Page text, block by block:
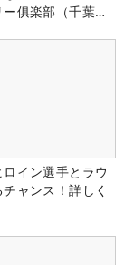
俱楽部（千葉
イン選手とラウ
ャンス！詳しく